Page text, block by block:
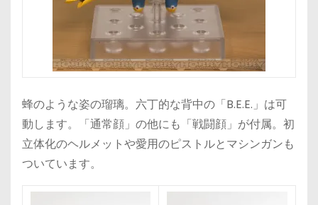
蜂のような姿の瑠璃。六丁的な背中の「B.E.E.」は可
動します。「通常顔」の他にも「戦闘顔」が付属。初
立体化のヘルメットや愛用のピストルとマシンガンも
ついています。